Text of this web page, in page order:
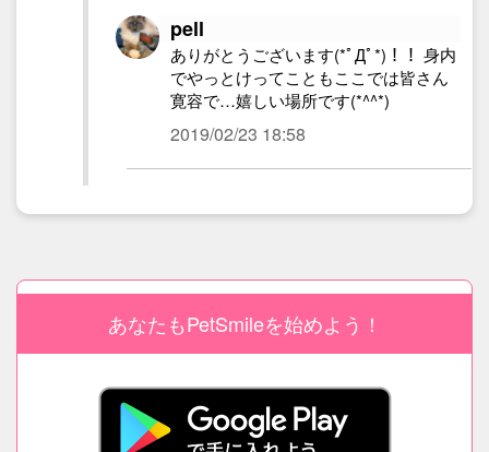
pell
ありがとうございます(*ﾟДﾟ*)！！ 身内
でやっとけってこともここでは皆さん
寛容で…嬉しい場所です(*^^*)
2019/02/23 18:58
あなたもPetSmileを始めよう！